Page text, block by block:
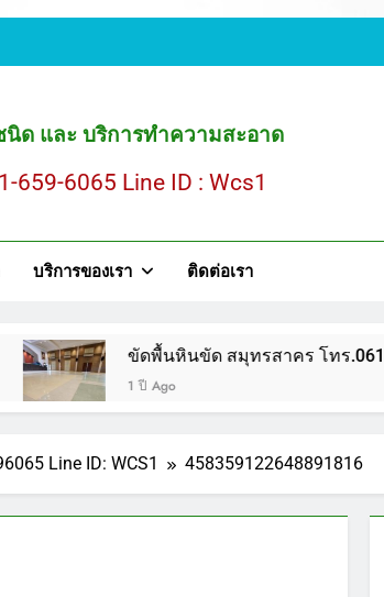
ขัดพื้นหินขัด สมุทรสาคร โ
ด และ บริการทำความสะอาด
659-6065 Line ID : Wcs1
บริการของเรา ติดต่อเรา
ขัดพื้นหินขัด สมุทรสาคร โทร.061-659-6065
1 ปี Ago
Line ID: WCS1 458359122648891816